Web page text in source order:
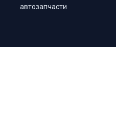
автозапчасти